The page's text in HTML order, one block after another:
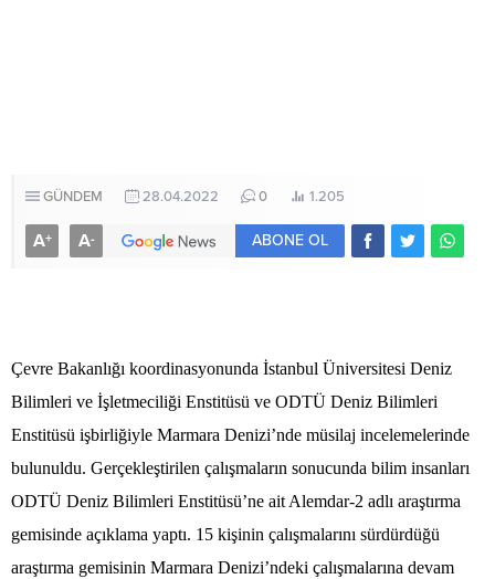
GÜNDEM 28.04.2022 0 1.205
A+ A- ABONE OL
Çevre Bakanlığı koordinasyonunda İstanbul Üniversitesi Deniz
Bilimleri ve İşletmeciliği Enstitüsü ve ODTÜ Deniz Bilimleri
Enstitüsü işbirliğiyle Marmara Denizi’nde müsilaj incelemelerinde
bulunuldu. Gerçekleştirilen çalışmaların sonucunda bilim insanları
ODTÜ Deniz Bilimleri Enstitüsü’ne ait Alemdar-2 adlı araştırma
gemisinde açıklama yaptı. 15 kişinin çalışmalarını sürdürdüğü
araştırma gemisinin Marmara Denizi’ndeki çalışmalarına devam